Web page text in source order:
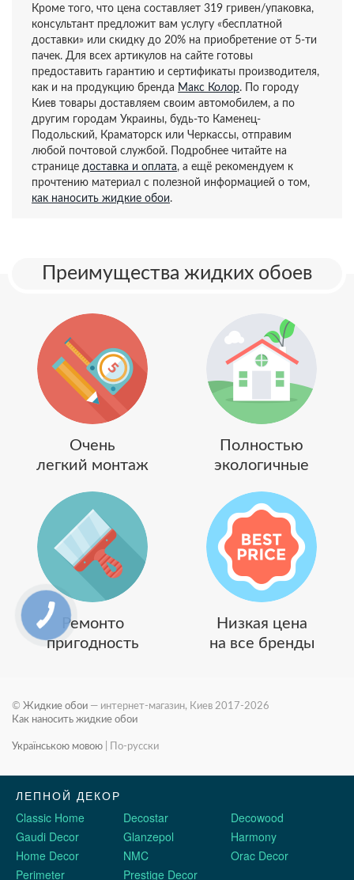
Кроме того, что цена составляет 319 гривен/упаковка,
консультант предложит вам услугу «бесплатной
доставки» или скидку до 20% на приобретение от 5-ти
пачек. Для всех артикулов на сайте готовы
предоставить гарантию и сертификаты производителя,
как и на продукцию бренда Макс Колор. По городу
Киев товары доставляем своим автомобилем, а по
другим городам Украины, будь-то Каменец-
Подольский, Краматорск или Черкассы, отправим
любой почтовой службой. Подробнее читайте на
странице доставка и оплата, а ещё рекомендуем к
прочтению материал с полезной информацией о том,
как наносить жидкие обои.
Преимущества жидких обоев
Очень
легкий монтаж
Полностью
экологичные
Ремонто
пригодность
Низкая цена
на все бренды
© Жидкие обои — интернет-магазин, Киев 2017-2026
Как наносить жидкие обои
Українською мовою По-русски
ЛЕПНОЙ ДЕКОР
Classic Home
Decostar
Decowood
Gaudi Decor
Glanzepol
Harmony
Home Decor
NMC
Orac Decor
Perimeter
Prestige Decor